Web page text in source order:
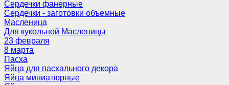
Сердечки фанерные
Сердечки - заготовки объемные
Масленица
Для кукольной Масленицы
23 февраля
8 марта
Пасха
Яйца для пасхального декора
Яйца миниатюрные